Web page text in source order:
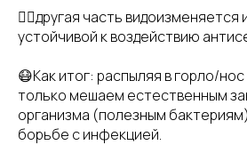
👉🏻другая часть видоизменяется
устойчивой к воздействию
😷Как итог: распыляя в горло/
только мешаем естественным
организма (полезным
борьбе с инфекцией.